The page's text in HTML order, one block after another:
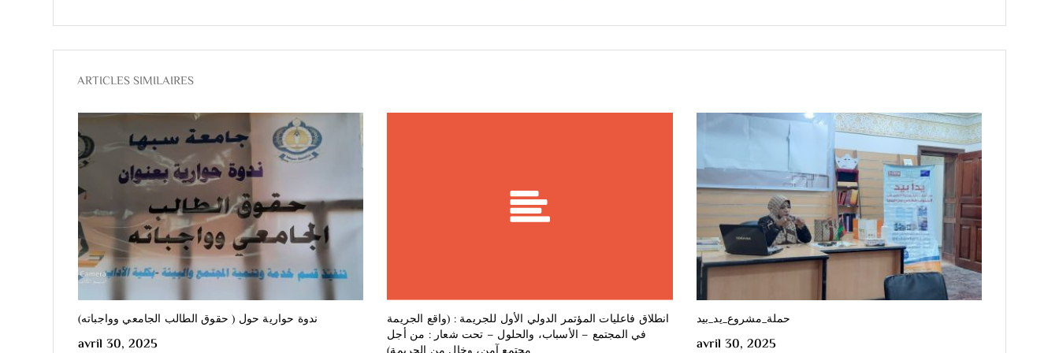
a
c
e
o
as
to
d
n
m
ai
l
ta
g
ARTICLES SIMILAIRES
ندوة حوارية حول ( حقوق الطالب الجامعي وواجباته)
avril 30, 2025
انطلاق فاعليات المؤتمر الدولي الأول للجريمة : (واقع الجريمة
في المجتمع – الأسباب، والحلول – تحت شعار : من أجل
حملة_مشروع_يد_بيد
avril 30, 2025